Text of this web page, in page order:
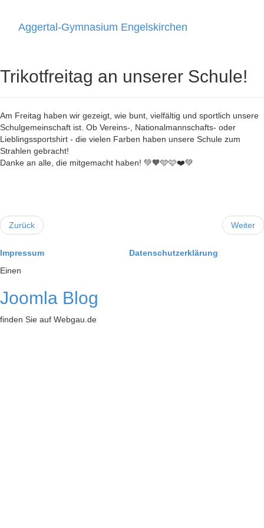
Aggertal-Gymnasium Engelskirchen
Trikotfreitag an unserer Schule!
Am Freitag haben wir gezeigt, wie bunt, vielfältig und sportlich unsere
Schulgemeinschaft ist. Ob Vereins-, Nationalmannschafts- oder
Lieblingssportshirt - die vielen Farben haben unsere Schule zum
Strahlen gebracht!
Danke an alle, die mitgemacht haben! 💚🧡🩵🩷❤️💚
Zurück Weiter
Impressum
Datenschutzerklärung
Einen
Joomla Blog
finden Sie auf Webgau.de